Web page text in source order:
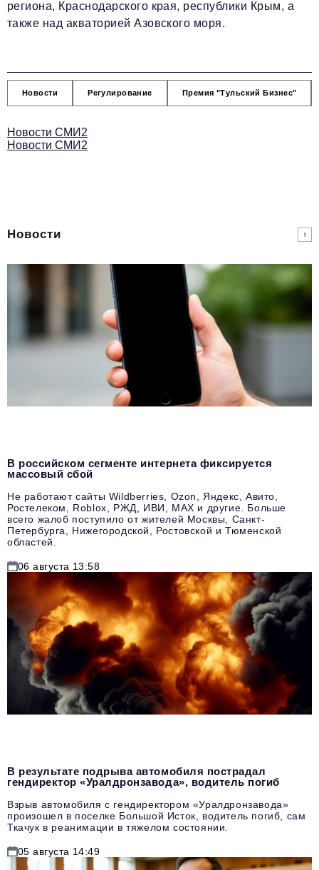
региона, Краснодарского края, республики Крым, а
также над акваторией Азовского моря.
Новости Регулирование Премия "Тульский Бизнес"
Новости СМИ2
Новости СМИ2
Новости
В российском сегменте интернета фиксируется
массовый сбой
Не работают сайты Wildberries, Ozon, Яндекс, Авито,
Ростелеком, Roblox, РЖД, ИВИ, MAX и другие. Больше
всего жалоб поступило от жителей Москвы, Санкт-
Петербурга, Нижегородской, Ростовской и Тюменской
областей.
06 августа 13:58
В результате подрыва автомобиля пострадал
гендиректор «Уралдронзавода», водитель погиб
Взрыв автомобиля с гендиректором «Уралдронзавода»
произошел в поселке Большой Исток, водитель погиб, сам
Ткачук в реанимации в тяжелом состоянии.
05 августа 14:49